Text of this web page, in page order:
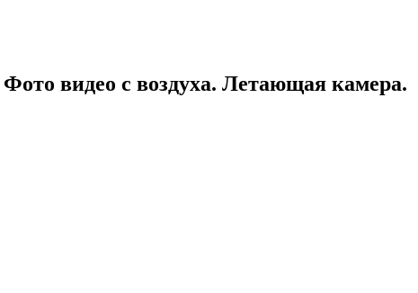
видео с воздуха. Летающая камера.